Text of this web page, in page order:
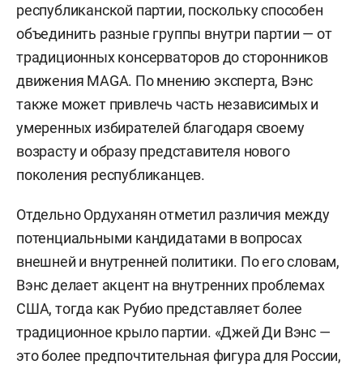
республиканской партии, поскольку способен
объединить разные группы внутри партии — от
традиционных консерваторов до сторонников
движения MAGA. По мнению эксперта, Вэнс
также может привлечь часть независимых и
умеренных избирателей благодаря своему
возрасту и образу представителя нового
поколения республиканцев.
Отдельно Ордуханян отметил различия между
потенциальными кандидатами в вопросах
внешней и внутренней политики. По его словам,
Вэнс делает акцент на внутренних проблемах
США, тогда как Рубио представляет более
традиционное крыло партии. «Джей Ди Вэнс —
это более предпочтительная фигура для России,